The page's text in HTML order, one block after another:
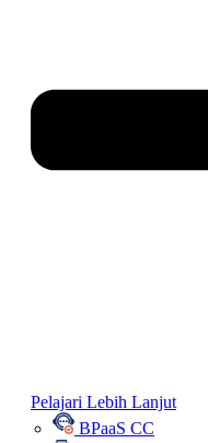
Pelajari Lebih Lanjut
BPaaS CC